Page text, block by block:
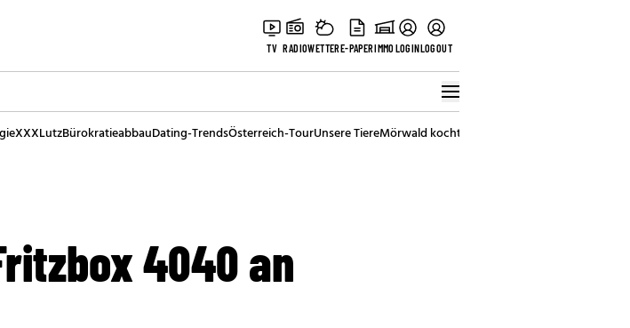
TV RADIOWETTERE-PAPERIMMOLOGINLOGOUT
XXXLutzBürokratieabbauDating-TrendsÖsterreich-TourUnsere TiereMörwald kocht
4040 an